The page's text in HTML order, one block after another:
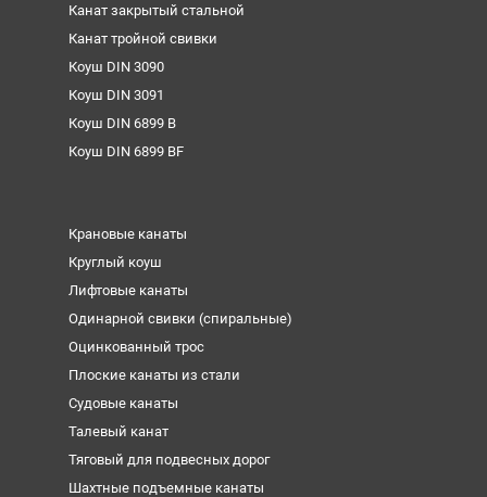
Канат закрытый стальной
Канат тройной свивки
Коуш DIN 3090
Коуш DIN 3091
Коуш DIN 6899 B
Коуш DIN 6899 BF
Крановые канаты
Круглый коуш
Лифтовые канаты
Одинарной свивки (спиральные)
Оцинкованный трос
Плоские канаты из стали
Судовые канаты
Талевый канат
Тяговый для подвесных дорог
Шахтные подъемные канаты